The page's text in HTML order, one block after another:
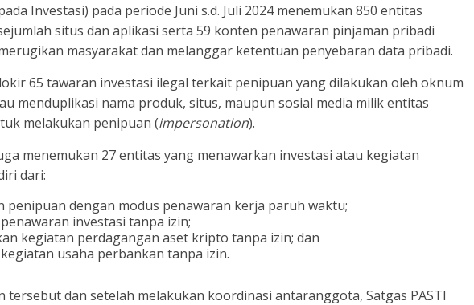
Investasi) pada periode Juni s.d. Juli 2024 menemukan 850 entitas
situs dan aplikasi serta 59 konten penawaran pinjaman pribadi
masyarakat dan melanggar ketentuan penyebaran data pribadi.
65 tawaran investasi ilegal terkait penipuan yang dilakukan oleh oknum
menduplikasi nama produk, situs, maupun sosial media milik entitas
melakukan penipuan (impersonation).
menemukan 27 entitas yang menawarkan investasi atau kegiatan
dari:
penipuan dengan modus penawaran kerja paruh waktu;
investasi tanpa izin;
kegiatan perdagangan aset kripto tanpa izin; dan
usaha perbankan tanpa izin.
tersebut dan setelah melakukan koordinasi antaranggota, Satgas PASTI